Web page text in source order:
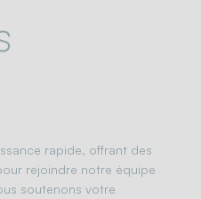
rapide, offrant des
rejoindre notre équipe
soutenons votre